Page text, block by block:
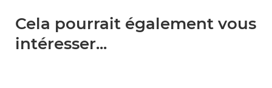
Cela pourrait également vous
intéresser...